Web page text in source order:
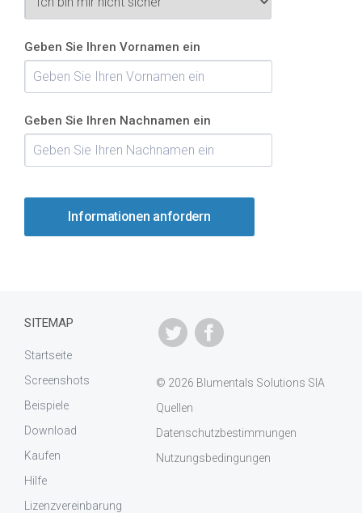
Geben Sie Ihren Vornamen ein
Geben Sie Ihren Nachnamen ein
© 2026 Blumentals Solutions SIA
Quellen
Datenschutzbestimmungen
Nutzungsbedingungen
SITEMAP
Startseite
Screenshots
Beispiele
Download
Kaufen
Hilfe
Lizenzvereinbarung